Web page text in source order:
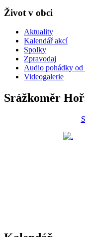
Život v obci
Aktuality
Kalendář akcí
Spolky
Zpravodaj
Audio pohádky od
Videogalerie
Srážkoměr